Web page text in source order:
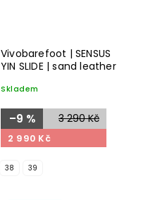
Vivobarefoot | SENSUS
YIN SLIDE | sand leather
Skladem
3 290 Kč
–9 %
2 990 Kč
38 39